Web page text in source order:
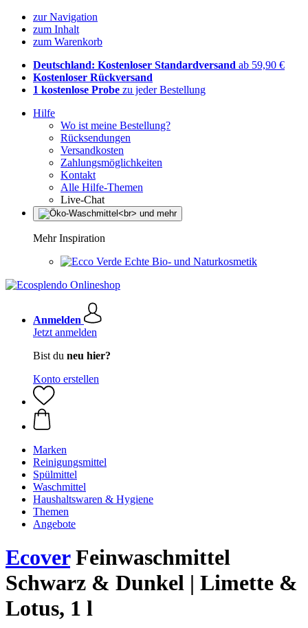
zur Navigation
zum Inhalt
zum Warenkorb
Deutschland: Kostenloser Standardversand ab 59,90 €
Kostenloser Rückversand
1 kostenlose Probe zu jeder Bestellung
Hilfe
Wo ist meine Bestellung?
Rücksendungen
Versandkosten
Zahlungsmöglichkeiten
Kontakt
Alle Hilfe-Themen
Live-Chat
Mehr Inspiration
Echte Bio- und Naturkosmetik
Anmelden
Jetzt anmelden
Bist du neu hier?
Konto erstellen
Marken
Reinigungsmittel
Spülmittel
Waschmittel
Haushaltswaren & Hygiene
Themen
Angebote
EcoverFeinwaschmittel
Schwarz & Dunkel | Limette &
Lotus, 1 l